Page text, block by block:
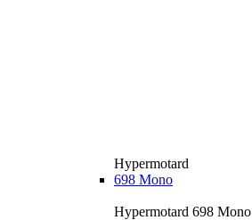
Hypermotard
698 Mono
Hypermotard 698 Mono